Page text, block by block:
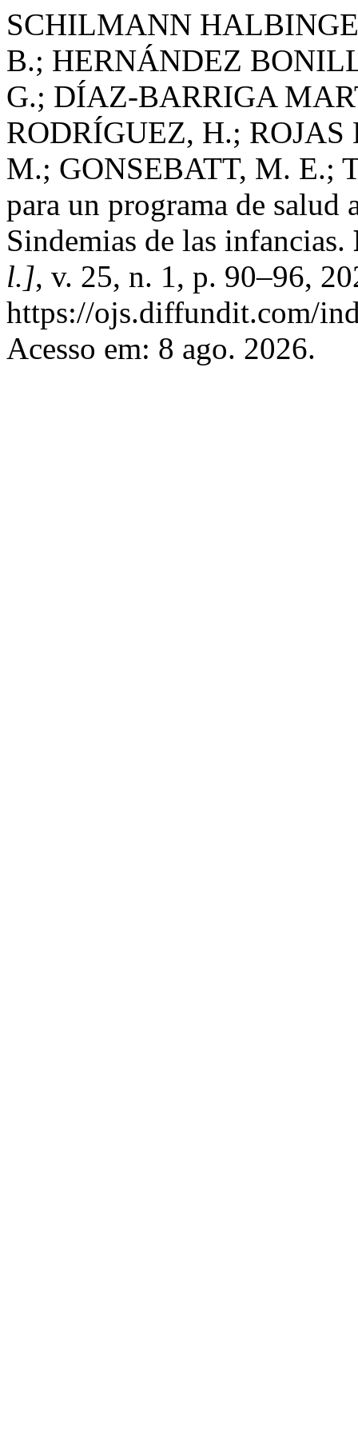
SCHILMANN
B.; HERNÁNDEZ
G.; DÍAZ-BARRIGA
RODRÍGUEZ, H.;
M.; GONSEBATT, M. E.;
para un programa de
Sindemias de las infancias.
l.], v. 25, n. 1, p. 90–96,
https://ojs.diffundit.com/
Acesso em: 8 ago. 2026.